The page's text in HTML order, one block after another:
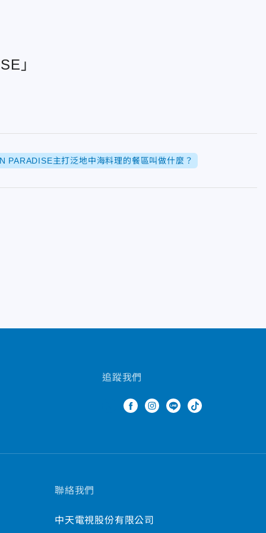
」
PARADISE主打泛地中海料理的餐區叫做什麼？
追蹤我們
聯絡我們
中天電視股份有限公司